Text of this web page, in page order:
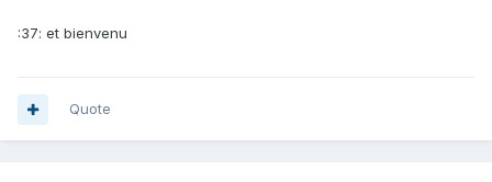
:37: et bienvenu
Quote